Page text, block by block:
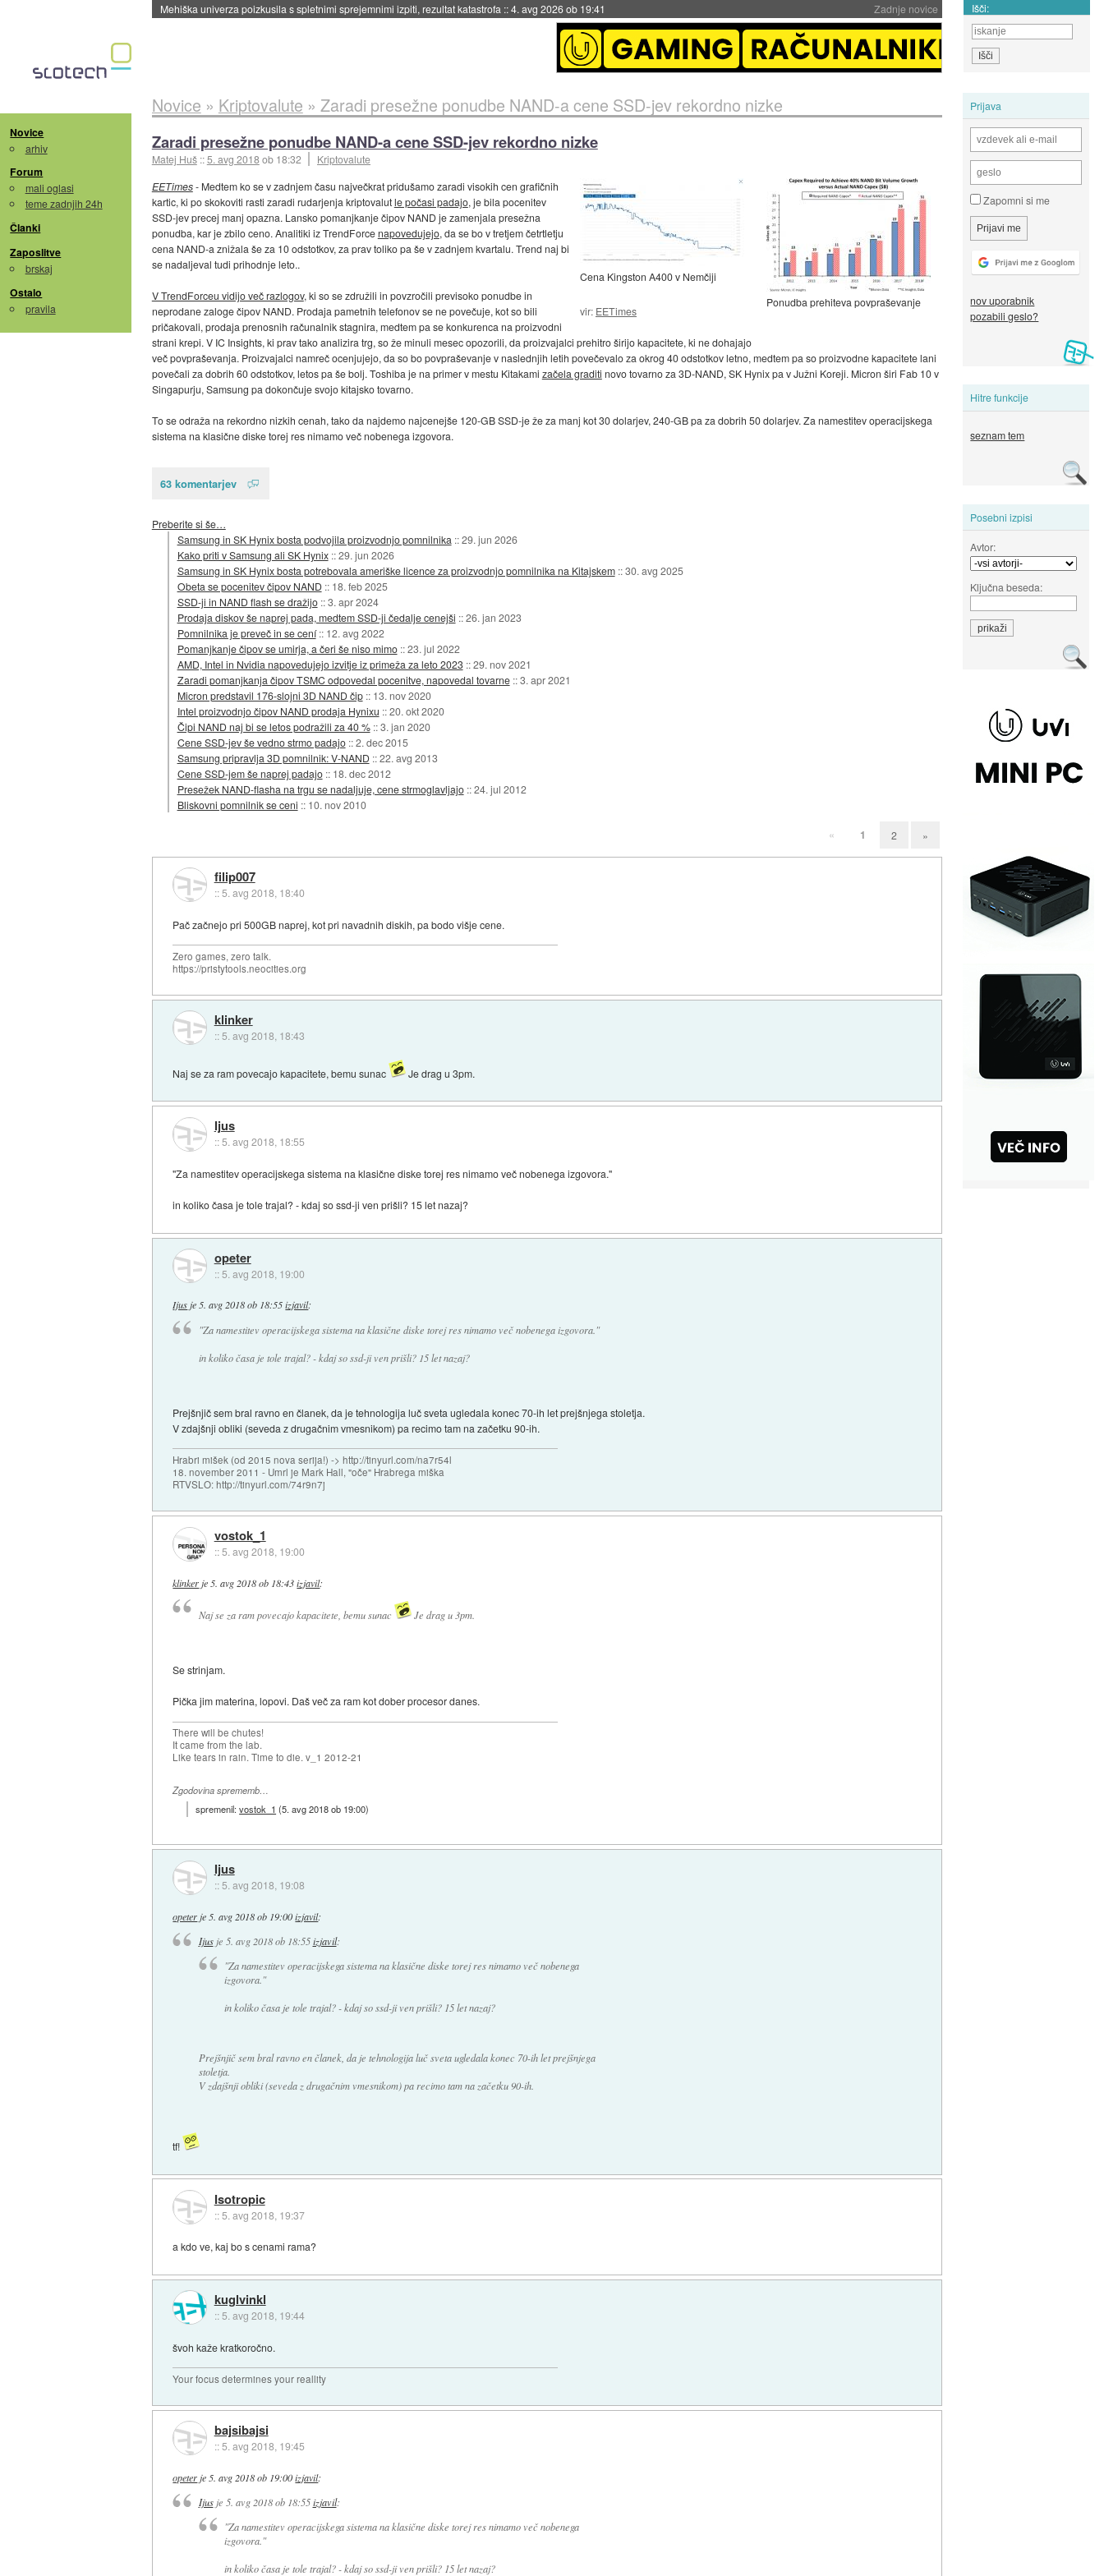
Zadnje novice
Evropska vesoljska agencija razvija svojo raketo za večkratno uporabo::4. avg 2026 ob 19:41 Išči:
Novice
arhiv
Forum
mali oglasi
teme zadnjih 24h
Članki
Zaposlitve
brskaj
Ostalo
pravila
Prijava
Zapomni si me
nov uporabnik
pozabili geslo?
Hitre funkcije
seznam tem
Posebni izpisi
Avtor:
Ključna beseda:
Novice » Kriptovalute » Zaradi presežne ponudbe NAND-a cene SSD-jev rekordno nizke
Zaradi presežne ponudbe NAND-a cene SSD-jev rekordno nizke
Matej Huš ::5. avg 2018ob 18:32 Kriptovalute
Ponudba prehiteva povpraševanje
Cena Kingston A400 v Nemčiji
vir: EETimes
EETimes- Medtem ko se v zadnjem času največkrat pridušamo zaradi visokih cen grafičnih
kartic, ki po skokoviti rasti zaradi rudarjenja kriptovalutle počasi padajo, je bila pocenitev
SSD-jev precej manj opazna. Lansko pomanjkanje čipov NAND je zamenjala presežna
ponudba, kar je zbilo ceno. Analitiki iz TrendForcenapovedujejo, da se bo v tretjem četrtletju
cena NAND-a znižala še za 10 odstotkov, za prav toliko pa še v zadnjem kvartalu. Trend naj bi
se nadaljeval tudi prihodnje leto..
V TrendForceu vidijo več razlogov, ki so se združili in povzročili previsoko ponudbe in
neprodane zaloge čipov NAND. Prodaja pametnih telefonov se ne povečuje, kot so bili
pričakovali, prodaja prenosnih računalnik stagnira, medtem pa se konkurenca na proizvodni
strani krepi. V IC Insights, ki prav tako analizira trg, so že minuli mesec opozorili, da proizvajalci prehitro širijo kapacitete, ki ne dohajajo
več povpraševanja. Proizvajalci namreč ocenjujejo, da so bo povpraševanje v naslednjih letih povečevalo za okrog 40 odstotkov letno, medtem pa so proizvodne kapacitete lani
povečali za dobrih 60 odstotkov, letos pa še bolj. Toshiba je na primer v mestu Kitakami začela graditi novo tovarno za 3D-NAND, SK Hynix pa v Južni Koreji. Micron širi Fab 10 v
Singapurju, Samsung pa dokončuje svojo kitajsko tovarno.
To se odraža na rekordno nizkih cenah, tako da najdemo najcenejše 120-GB SSD-je že za manj kot 30 dolarjev, 240-GB pa za dobrih 50 dolarjev. Za namestitev operacijskega
sistema na klasične diske torej res nimamo več nobenega izgovora.
63 komentarjev
Preberite si še…
Samsung in SK Hynix bosta podvojila proizvodnjo pomnilnika ::29. jun 2026
Kako priti v Samsung ali SK Hynix ::29. jun 2026
Samsung in SK Hynix bosta potrebovala ameriške licence za proizvodnjo pomnilnika na Kitajskem ::30. avg 2025
Obeta se pocenitev čipov NAND :: 18. feb 2025
SSD-ji in NAND flash se dražijo ::3. apr 2024
Prodaja diskov še naprej pada, medtem SSD-ji čedalje cenejši ::26. jan 2023
Pomnilnika je preveč in se cení :: 12. avg 2022
Pomanjkanje čipov se umirja, a čeri še niso mimo ::23. jul 2022
AMD, Intel in Nvidia napovedujejo izvitje iz primeža za leto 2023 ::29. nov 2021
Zaradi pomanjkanja čipov TSMC odpovedal pocenitve, napovedal tovarne ::3. apr 2021
Micron predstavil 176-slojni 3D NAND čip :: 13. nov 2020
Intel proizvodnjo čipov NAND prodaja Hynixu ::20. okt 2020
Čipi NAND naj bi se letos podražili za 40 % ::3. jan 2020
Cene SSD-jev še vedno strmo padajo ::2. dec 2015
Samsung pripravlja 3D pomnilnik: V-NAND ::22. avg 2013
Cene SSD-jem še naprej padajo :: 18. dec 2012
Presežek NAND-flasha na trgu se nadaljuje, cene strmoglavljajo ::24. jul 2012
Bliskovni pomnilnik se ceni :: 10. nov 2010
« 1 2 »
filip007
::5. avg 2018, 18:40
Pač začnejo pri 500GB naprej, kot pri navadnih diskih, pa bodo višje cene.
Zero games, zero talk.
https://pristytools.neocities.org
klinker
:: 5. avg 2018, 18:43
Naj se za ram povecajo kapacitete, bemu sunac Je drag u 3pm.
Ijus
::5. avg 2018, 18:55
"Za namestitev operacijskega sistema na klasične diske torej res nimamo več nobenega izgovora."
in koliko časa je tole trajal? - kdaj so ssd-ji ven prišli? 15 let nazaj?
opeter
:: 5. avg 2018, 19:00
Ijusje5. avg 2018 ob 18:55 izjavil:
"Za namestitev operacijskega sistema na klasične diske torej res nimamo več nobenega izgovora."
in koliko časa je tole trajal? - kdaj so ssd-ji ven prišli? 15 let nazaj?
Prejšnjič sem bral ravno en članek, da je tehnologija luč sveta ugledala konec 70-ih let prejšnjega stoletja.
V zdajšnji obliki (seveda z drugačnim vmesnikom) pa recimo tam na začetku 90-ih.
Hrabri mišek (od 2015 nova serija!) -> http://tinyurl.com/na7r54l
18. november 2011 - Umrl je Mark Hall, "oče" Hrabrega miška
RTVSLO: http://tinyurl.com/74r9n7j
vostok_1
::5. avg 2018, 19:00
klinker je 5. avg 2018 ob 18:43 izjavil:
Naj se za ram povecajo kapacitete, bemu sunac Je drag u 3pm.
Se strinjam.
Pička jim materina, lopovi. Daš več za ram kot dober procesor danes.
There will be chutes!
It came from the lab.
Like tears in rain. Time to die. v_1 2012-21
Zgodovina sprememb…
spremenil:vostok_1 (5. avg 2018 ob 19:00)
Ijus
:: 5. avg 2018, 19:08
opeter je 5. avg 2018 ob 19:00 izjavil:
Ijusje 5. avg 2018 ob 18:55 izjavil:
"Za namestitev operacijskega sistema na klasične diske torej res nimamo več nobenega
izgovora."
in koliko časa je tole trajal? - kdaj so ssd-ji ven prišli? 15 let nazaj?
Prejšnjič sem bral ravno en članek, da je tehnologija luč sveta ugledala konec 70-ih let prejšnjega
stoletja.
V zdajšnji obliki (seveda z drugačnim vmesnikom) pa recimo tam na začetku 90-ih.
tf!
Isotropic
::5. avg 2018, 19:37
a kdo ve, kaj bo s cenami rama?
kuglvinkl
:: 5. avg 2018, 19:44
švoh kaže kratkoročno.
Your focus determines your reallity
bajsibajsi
::5. avg 2018, 19:45
opeter je 5. avg 2018 ob 19:00 izjavil:
Ijusje 5. avg 2018 ob 18:55 izjavil:
"Za namestitev operacijskega sistema na klasične diske torej res nimamo več nobenega
izgovora."
in koliko časa je tole trajal? - kdaj so ssd-ji ven prišli? 15 let nazaj?